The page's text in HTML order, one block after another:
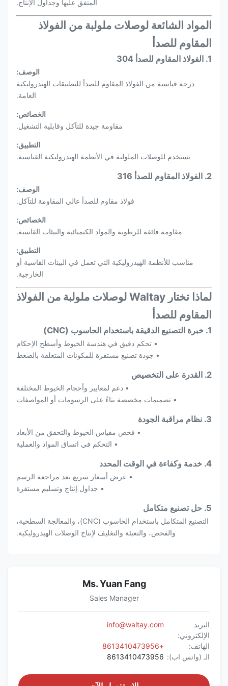
المتفق عليها وجداول الإنتاج.
المواد الشائعة لوصلات ملولبة من الفولاذ
المقاوم للصدأ
1. الفولاذ المقاوم للصدأ 304
الوصف:
درجة قياسية من الفولاذ المقاوم للصدأ للتطبيقات الهيدروليكية
العامة.
الخصائص:
مقاومة جيدة للتآكل وقابلية التشغيل.
التطبيق:
يستخدم للوصلات الملولبة في الأنظمة الهيدروليكية القياسية.
2. الفولاذ المقاوم للصدأ 316
الوصف:
فولاذ مقاوم للصدأ عالي المقاومة للتآكل.
الخصائص:
مقاومة فائقة للرطوبة والمواد الكيميائية والبيئات القاسية.
التطبيق:
مناسب للأنظمة الهيدروليكية التي تعمل في البيئات القاسية أو
الخارجية.
لماذا تختار Waltay لوصلات ملولبة من الفولاذ
المقاوم للصدأ
1. خبرة التصنيع الدقيقة باستخدام الحاسوب (CNC)
• تحكم دقيق في هندسة الخيوط وأسطح الإحكام
• جودة تصنيع مستقرة للمكونات المتعلقة بالضغط
2. القدرة على التخصيص
• دعم لمعايير وأحجام الخيوط المختلفة
• تصميمات مخصصة بناءً على الرسومات أو المواصفات
3. نظام مراقبة الجودة
• فحص مقياس الخيوط والتحقق من الأبعاد
• التحكم في اتساق المواد والعملية
4. خدمة وكفاءة في الوقت المحدد
• عرض أسعار سريع بعد مراجعة الرسم
• جداول إنتاج وتسليم مستقرة
5. حل تصنيع متكامل
التصنيع المتكامل باستخدام الحاسوب (CNC)، والمعالجة السطحية،
والفحص، والتعبئة والتغليف لإنتاج الوصلات الهيدروليكية.
Ms. Yuan Fang
Sales Manager
البريد
الإلكتروني:
info@waltay.com
الهاتف:
+8613410473956
الـ (واتس اب): 8613410473956